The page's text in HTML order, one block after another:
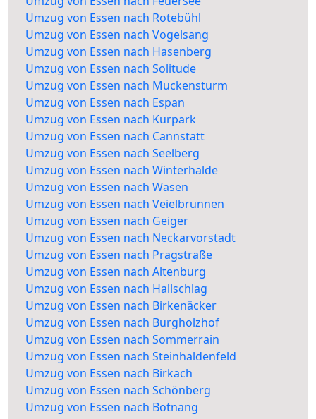
Umzug von Essen nach Rotebühl
Umzug von Essen nach Vogelsang
Umzug von Essen nach Hasenberg
Umzug von Essen nach Solitude
Umzug von Essen nach Muckensturm
Umzug von Essen nach Espan
Umzug von Essen nach Kurpark
Umzug von Essen nach Cannstatt
Umzug von Essen nach Seelberg
Umzug von Essen nach Winterhalde
Umzug von Essen nach Wasen
Umzug von Essen nach Veielbrunnen
Umzug von Essen nach Geiger
Umzug von Essen nach Neckarvorstadt
Umzug von Essen nach Pragstraße
Umzug von Essen nach Altenburg
Umzug von Essen nach Hallschlag
Umzug von Essen nach Birkenäcker
Umzug von Essen nach Burgholzhof
Umzug von Essen nach Sommerrain
Umzug von Essen nach Steinhaldenfeld
Umzug von Essen nach Birkach
Umzug von Essen nach Schönberg
Umzug von Essen nach Botnang